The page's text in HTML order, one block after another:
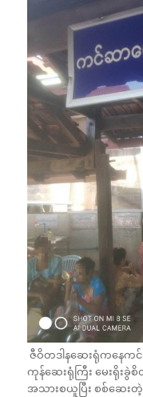
ဇီဝိတဒါနဆေးရုံကနေ
ကုန်ဆေးရုံကြီး မေးရိုး
အသားစယူပြီး စစ်ဆေ